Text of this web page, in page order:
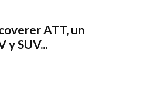
ATT, un
y SUV...